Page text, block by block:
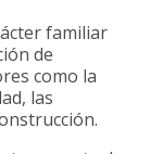
familiar
de
como la
las